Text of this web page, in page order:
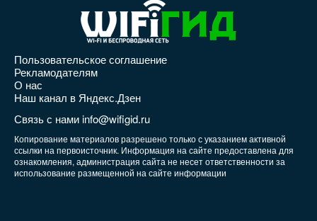
Пользовательское соглашение
Рекламодателям
О нас
Наш канал в Яндекс.Дзен
Связь с нами info@wifigid.ru
Копирование материалов разрешено только с указанием активной
ссылки на первоисточник. Информация на сайте предоставлена для
ознакомления, администрация сайта не несет ответственности за
использование размещенной на сайте информации